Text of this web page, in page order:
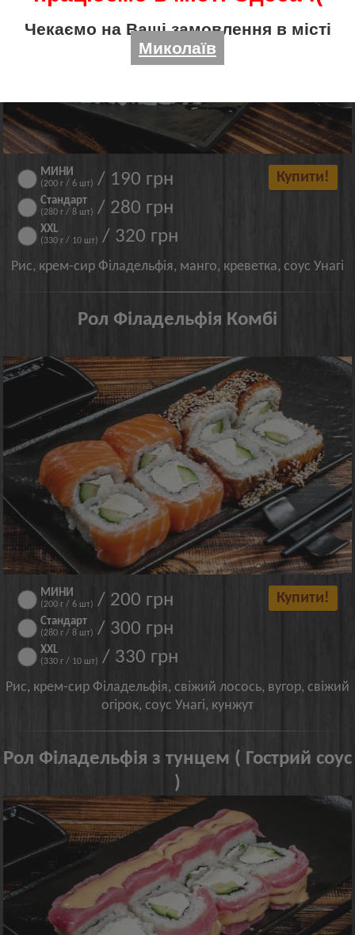
Чекаємо на Ваші замовлення в місті
Миколаїв
МИНИ
(200 г / 6 шт) / 190 грн
Стандарт
(280 г / 8 шт) / 280 грн
XXL
(330 г / 10 шт) / 320 грн
Купити!
Рис, крем-сир Філадельфія, манго, креветка, соус Унагі
Рол Філадельфія Комбі
МИНИ
(200 г / 6 шт) / 200 грн
Стандарт
(280 г / 8 шт) / 300 грн
XXL
(330 г / 10 шт) / 330 грн
Купити!
Рис, крем-сир Філадельфія, свіжий лосось, вугор, свіжий
огірок, соус Унагі, кунжут
Рол Філадельфія з тунцем ( Гострий соус
)